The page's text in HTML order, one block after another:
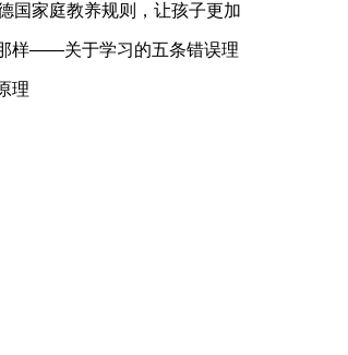
国家庭教养规则，让孩子更加
样——关于学习的五条错误理
理